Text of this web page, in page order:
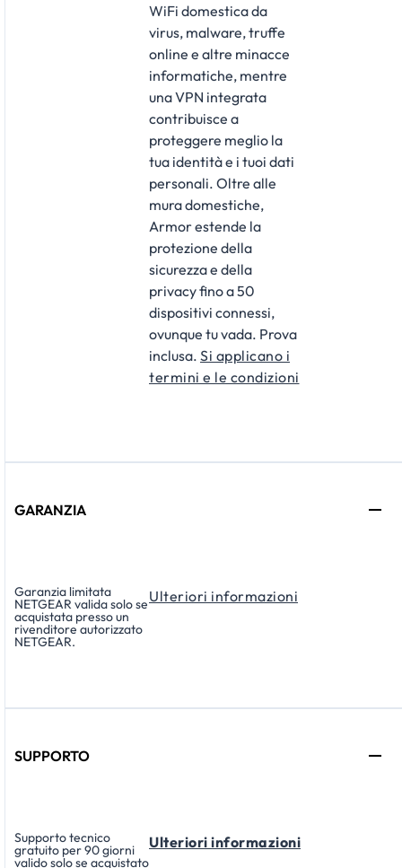
WiFi domestica da
virus, malware, truffe
online e altre minacce
informatiche, mentre
una VPN integrata
contribuisce a
proteggere meglio la
tua identità e i tuoi dati
personali. Oltre alle
mura domestiche,
Armor estende la
protezione della
sicurezza e della
privacy fino a 50
dispositivi connessi,
ovunque tu vada. Prova
inclusa. Si applicano i
termini e le condizioni
GARANZIA
Garanzia limitata
NETGEAR valida solo se
acquistata presso un
rivenditore autorizzato
NETGEAR.
Ulteriori informazioni
SUPPORTO
Supporto tecnico
gratuito per 90 giorni
valido solo se acquistato
Ulteriori informazioni